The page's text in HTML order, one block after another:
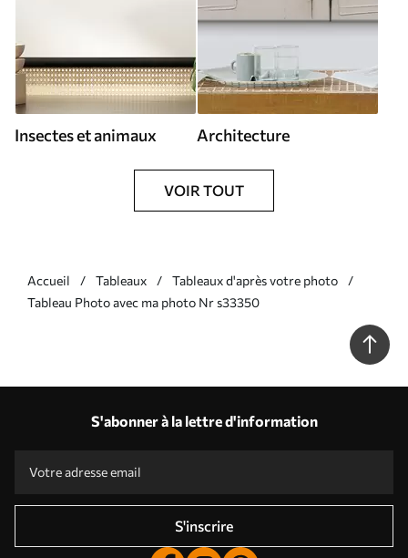
Insectes et animaux Architecture
VOIR TOUT
Accueil Tableaux
Tableaux d'après votre photo
Tableau Photo avec ma photo Nr s33350
S'abonner à la lettre d'information
S'inscrire